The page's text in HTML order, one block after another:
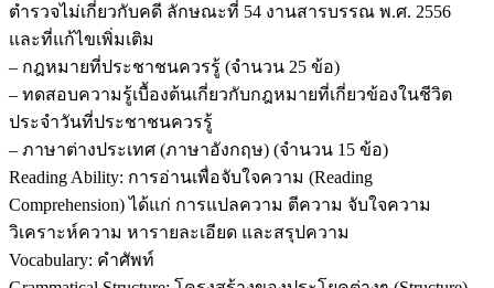
ตำรวจไม่เกี่ยวกับคดี ลักษณะที่ 54 งานสารบรรณ พ.ศ. 2556
และที่แก้ไขเพิ่มเติม
– กฎหมายที่ประชาชนควรรู้ (จำนวน 25 ข้อ)
– ทดสอบความรู้เบื้องต้นเกี่ยวกับกฎหมายที่เกี่ยวข้องในชีวิต
ประจำวันที่ประชาชนควรรู้
– ภาษาต่างประเทศ (ภาษาอังกฤษ) (จำนวน 15 ข้อ)
Reading Ability: การอ่านเพื่อจับใจความ (Reading
Comprehension) ได้แก่ การแปลความ ตีความ จับใจความ
วิเคราะห์ความ หารายละเอียด และสรุปความ
Vocabulary: คำศัพท์